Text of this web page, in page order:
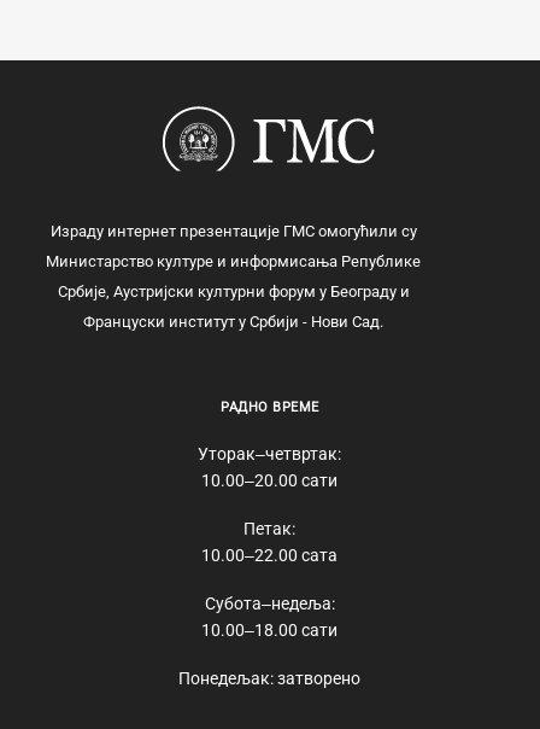
Израду интернет презентације ГМС омогућили су
Министарство културе и информисања Републике
Србије, Аустријски културни форум у Београду и
Француски институт у Србији - Нови Сад.
РАДНО ВРЕМЕ
Уторак‒четвртак:
10.00‒20.00 сати
Петак:
10.00‒22.00 сата
Субота‒недеља:
10.00‒18.00 сати
Понедељак: затворено